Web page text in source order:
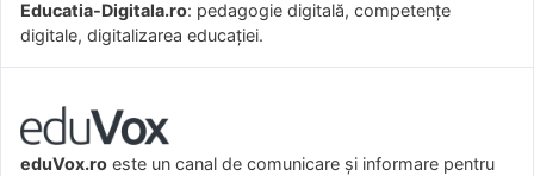
Educatia-Digitala.ro: pedagogie digitală, competențe
digitale, digitalizarea educației.
eduVox.ro este un canal de comunicare și informare pentru